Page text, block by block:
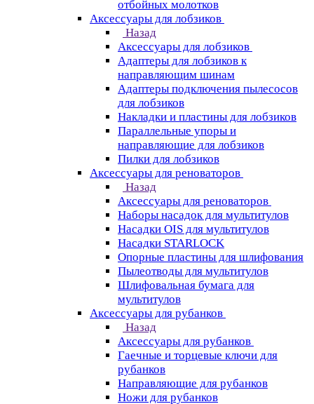
отбойных молотков
Аксессуары для лобзиков
Назад
Аксессуары для лобзиков
Адаптеры для лобзиков к
направляющим шинам
Адаптеры подключения пылесосов
для лобзиков
Накладки и пластины для лобзиков
Параллельные упоры и
направляющие для лобзиков
Пилки для лобзиков
Аксессуары для реноваторов
Назад
Аксессуары для реноваторов
Наборы насадок для мультитулов
Насадки OIS для мультитулов
Насадки STARLOCK
Опорные пластины для шлифования
Пылеотводы для мультитулов
Шлифовальная бумага для
мультитулов
Аксессуары для рубанков
Назад
Аксессуары для рубанков
Гаечные и торцевые ключи для
рубанков
Направляющие для рубанков
Ножи для рубанков